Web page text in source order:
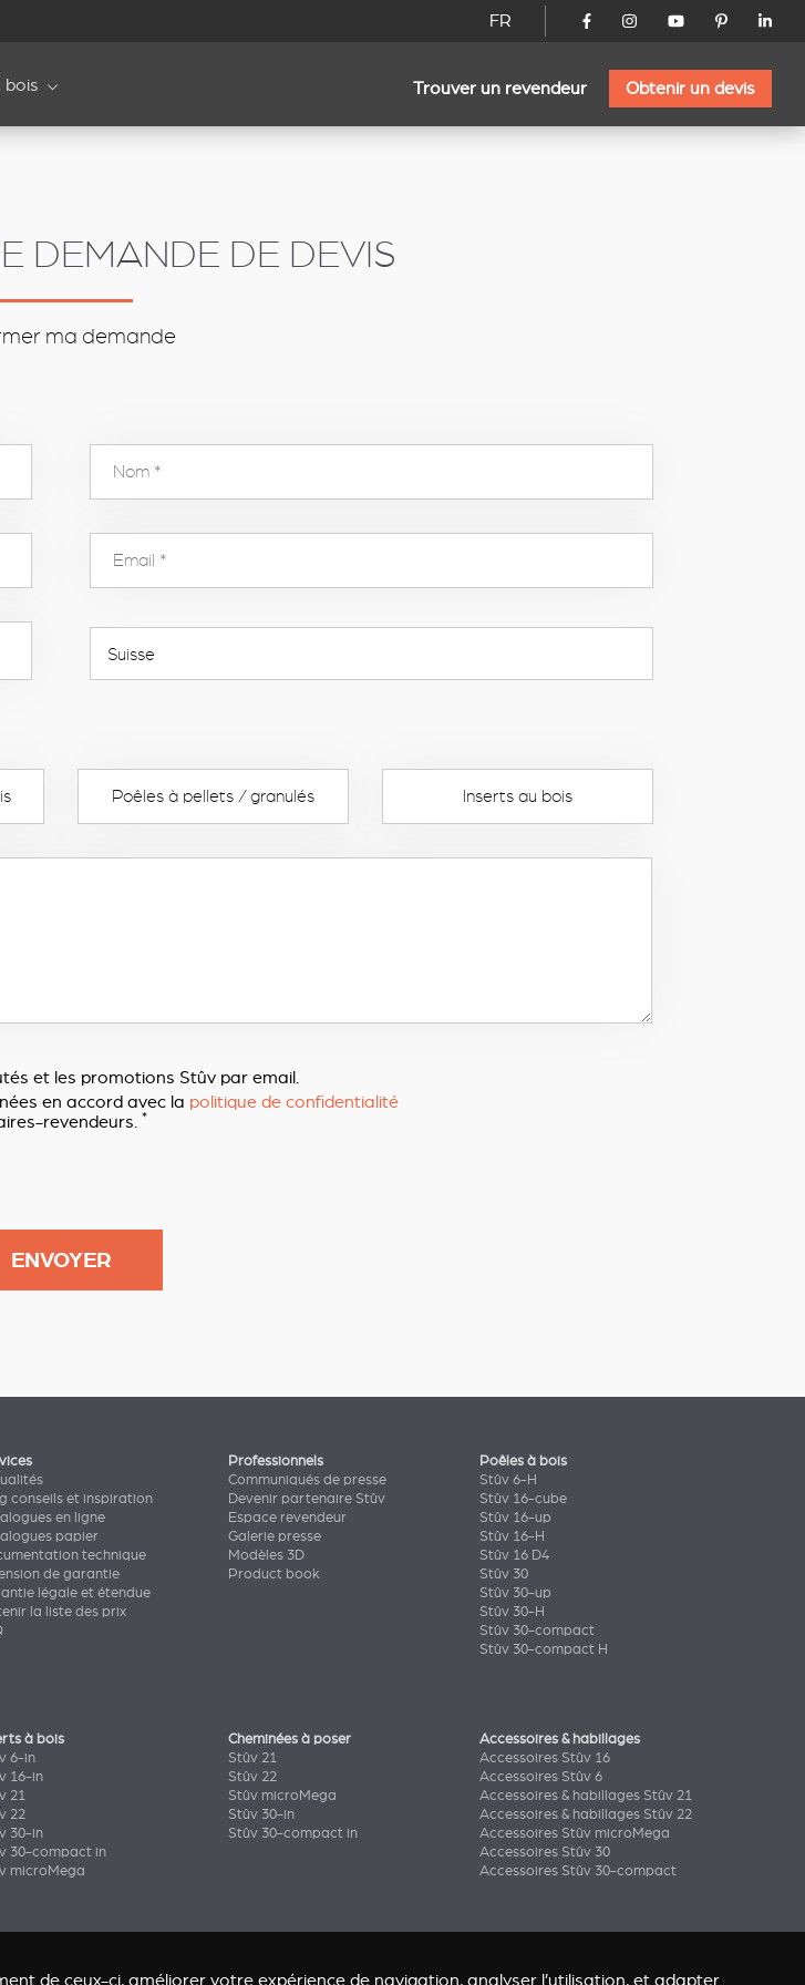
FR
bois Trouver un revendeur Obtenir un devis
DEMANDE DE DEVIS
ma demande
Poêles à pellets / granulés Inserts au bois
et les promotions Stûv par email.
en accord avec la politique de confidentialité
revendeurs. *
conseils et inspiration
en ligne
papier
technique
de garantie
légale et étendue
la liste des prix
Professionnels
Communiqués de presse
Devenir partenaire Stûv
Espace revendeur
Galerie presse
Modèles 3D
Product book
Poêles à bois
Stûv 6-H
Stûv 16-cube
Stûv 16-up
Stûv 16-H
Stûv 16 D4
Stûv 30
Stûv 30-up
Stûv 30-H
Stûv 30-compact
Stûv 30-compact H
à bois
6-in
16-in
21
22
30-in
30-compact in
microMega
Cheminées à poser
Stûv 21
Stûv 22
Stûv microMega
Stûv 30-in
Stûv 30-compact in
Accessoires & habillages
Accessoires Stûv 16
Accessoires Stûv 6
Accessoires & habillages Stûv 21
Accessoires & habillages Stûv 22
Accessoires Stûv microMega
Accessoires Stûv 30
Accessoires Stûv 30-compact
de ceux-ci, améliorer votre expérience de navigation, analyser l’utilisation, et adapter